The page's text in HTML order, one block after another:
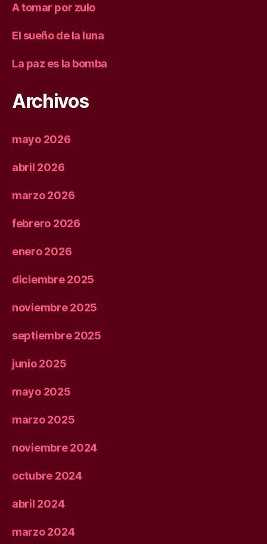
A tomar por zulo
El sueño de la luna
La paz es la bomba
Archivos
mayo 2026
abril 2026
marzo 2026
febrero 2026
enero 2026
diciembre 2025
noviembre 2025
septiembre 2025
junio 2025
mayo 2025
marzo 2025
noviembre 2024
octubre 2024
abril 2024
marzo 2024